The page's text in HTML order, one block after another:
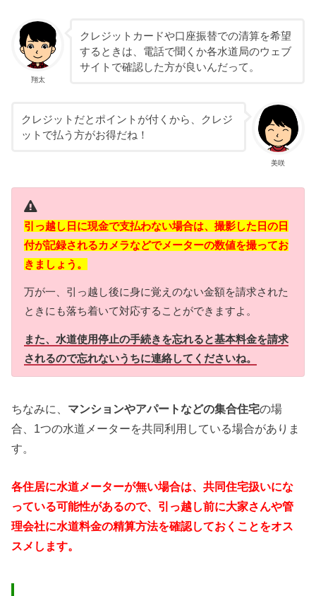
翔太
クレジットカードや口座振替での清算を希望
するときは、電話で聞くか各水道局のウェブ
サイトで確認した方が良いんだって。
美咲
クレジットだとポイントが付くから、クレジ
ットで払う方がお得だね！
引っ越し日に現金で支払わない場合は、撮影した日の日
付が記録されるカメラなどでメーターの数値を撮ってお
きましょう。
万が一、引っ越し後に身に覚えのない金額を請求された
ときにも落ち着いて対応することができますよ。
また、水道使用停止の手続きを忘れると基本料金を請求
されるので忘れないうちに連絡してくださいね。
ちなみに、 マンションやアパートなどの集合住宅の場
合、1つの水道メーターを共同利用している場合がありま
す。
各住居に水道メーターが無い場合は、共同住宅扱いにな
っている可能性があるので、引っ越し前に大家さんや管
理会社に水道料金の精算方法を確認しておくことをオス
スメします。